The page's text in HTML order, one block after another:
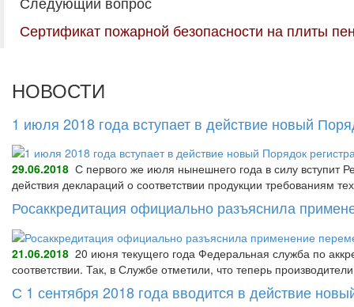
Сертификат пожарной безопасности на плиты
НОВОСТИ
1 июля 2018 года вступает в действие новый
29.06.2018 С первого же июля нынешнего года в силу вступит
действия деклараций о соответствии продукции требованиям
Росаккредитация официально разъяснила
21.06.2018 20 июня текущего года Федеральная служба по
соответствии. Так, в Службе отметили, что теперь
С 1 сентября 2018 года вводится в действие